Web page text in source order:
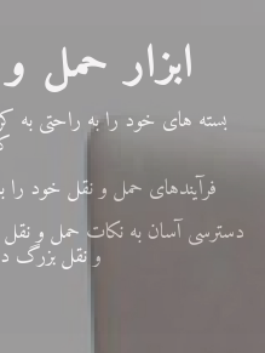
ابزار حمل
بسته های خود را به راحتی به
فرآیندهای حمل و نقل خود را
دسترسی آسان به نکات حمل و
و نقل بزرگ